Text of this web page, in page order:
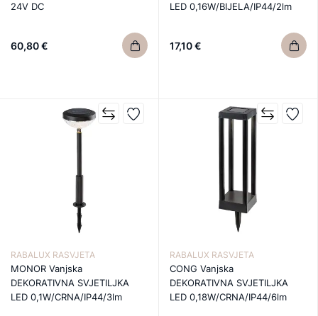
24V DC
60,80 €
LED 0,16W/BIJELA/IP44/2lm
17,10 €
RABALUX RASVJETA
MONOR Vanjska
DEKORATIVNA SVJETILJKA
LED 0,1W/CRNA/IP44/3lm
RABALUX RASVJETA
CONG Vanjska
DEKORATIVNA SVJETILJKA
LED 0,18W/CRNA/IP44/6lm